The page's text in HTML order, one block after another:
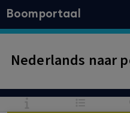
Boomportaal
Nederlands naar